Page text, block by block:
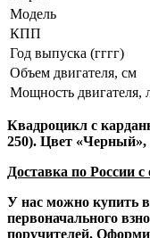
Модель
КПП
Год выпуска (гггг)
Объем двигателя, см
Мощность двигателя,
Квадроцикл с
250). Цвет
Доставка по России
У нас можно купить
первоначального
поручителей.